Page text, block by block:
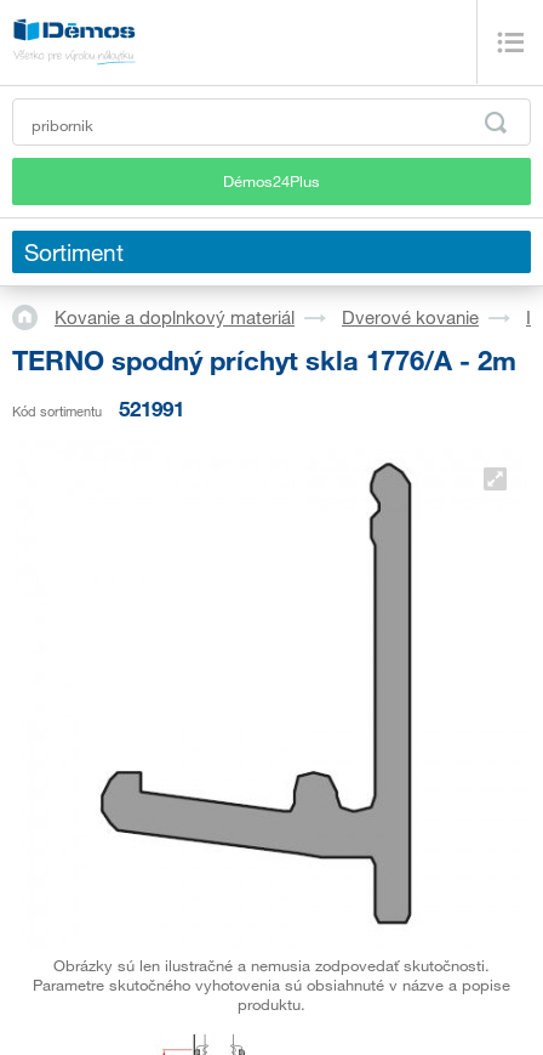
Démos24Plus
Sortiment
Kovanie a doplnkový materiál Dverové kovanie
TERNO spodný príchyt skla 1776/A - 2m
Kód sortimentu 521991
Obrázky sú len ilustračné a nemusia zodpovedať skutočnosti.
Parametre skutočného vyhotovenia sú obsiahnuté v názve a popise
produktu.